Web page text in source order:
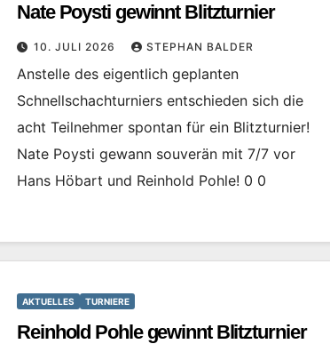
Nate Poysti gewinnt Blitzturnier
10. JULI 2026 STEPHAN BALDER
Anstelle des eigentlich geplanten
Schnellschachturniers entschieden sich die
acht Teilnehmer spontan für ein Blitzturnier!
Nate Poysti gewann souverän mit 7/7 vor
Hans Höbart und Reinhold Pohle! 0 0
AKTUELLES TURNIERE
Reinhold Pohle gewinnt Blitzturnier